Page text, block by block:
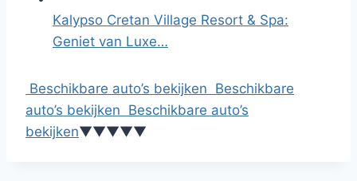
Kalypso Cretan Village Resort & Spa:
Geniet van Luxe…
Beschikbare auto’s bekijken Beschikbare
auto’s bekijken Beschikbare auto’s
bekijken▼▼▼▼▼